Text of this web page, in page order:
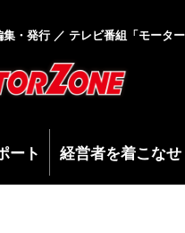
・発行 ／ テレビ番組「モータ
ート 経営者を着こなせ